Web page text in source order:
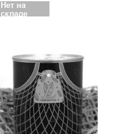
Нет на
складе